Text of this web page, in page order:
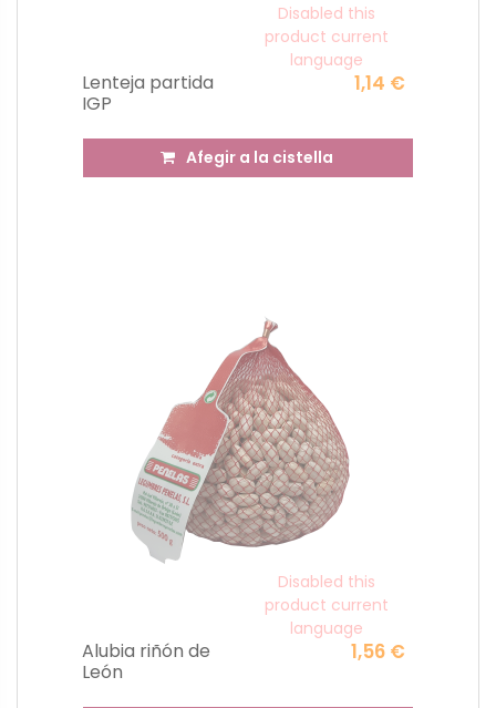
Lenteja partida
IGP
1,14 €
Disabled this
product current
language
Afegir a la cistella
Alubia riñón de
León
1,56 €
Disabled this
product current
language